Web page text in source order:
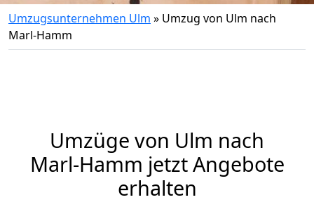
Umzugsunternehmen Ulm » Umzug von Ulm nach
Marl-Hamm
Umzüge von Ulm nach
Marl-Hamm jetzt Angebote
erhalten